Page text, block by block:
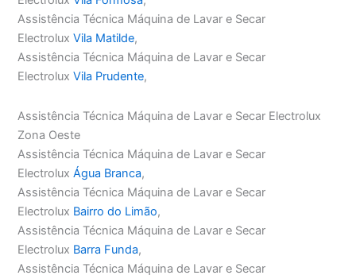
Assistência Técnica Máquina de Lavar e Secar
ElectroluxVila Matilde,
Assistência Técnica Máquina de Lavar e Secar
ElectroluxVila Prudente,
Assistência Técnica Máquina de Lavar e Secar Electrolux
Zona Oeste
Assistência Técnica Máquina de Lavar e Secar
ElectroluxÁgua Branca,
Assistência Técnica Máquina de Lavar e Secar
Electrolux Bairro do Limão,
Assistência Técnica Máquina de Lavar e Secar
Electrolux Barra Funda,
Assistência Técnica Máquina de Lavar e Secar